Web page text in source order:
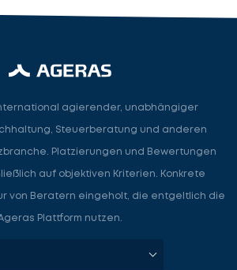
agierender, unabhängiger
Steuerberatung und anderen
Platzierungen und Bewertungen
auf objektiven Kriterien. Konkrete
von Beratern eingeholt, die entgeltlich die
Plattform nutzen.